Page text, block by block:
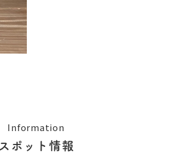
Information
スポット情報